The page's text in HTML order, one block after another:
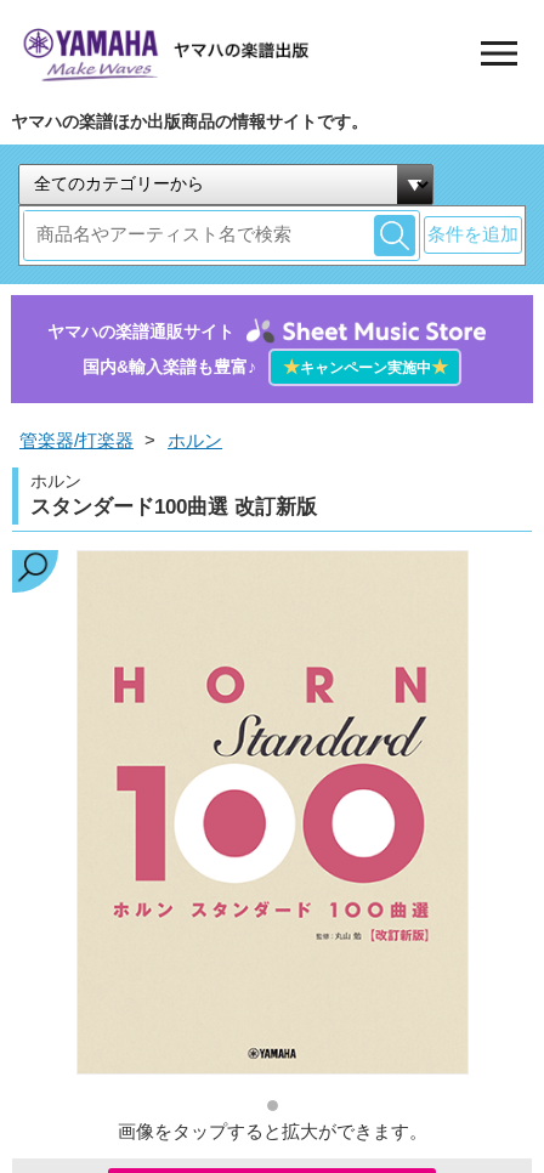
ヤマハの楽譜ほか出版商品の情報サイトです。
条件を追加
ヤマハの楽譜通販サイト
国内&輸入楽譜も豊富♪
★キャンペーン実施中★
管楽器/打楽器 > ホルン
ホルン
スタンダード100曲選 改訂新版
画像をタップすると拡大ができます。